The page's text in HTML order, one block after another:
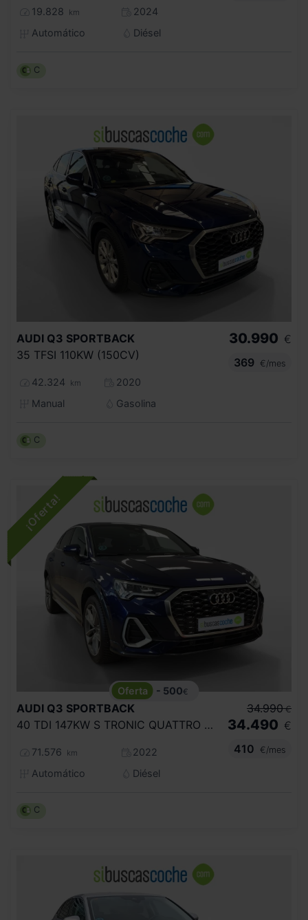
19.828 km
2024
Automático
Diésel
C
AUDI Q3 SPORTBACK
35 TFSI 110KW (150CV)
42.324 km
2020
Manual
Gasolina
30.990 €
369
€/mes
C
- 500€
AUDI Q3 SPORTBACK
40 TDI 147KW S TRONIC QUATTRO S LINE
71.576 km
2022
Automático
Diésel
34.990 €
34.490 €
410
€/mes
C